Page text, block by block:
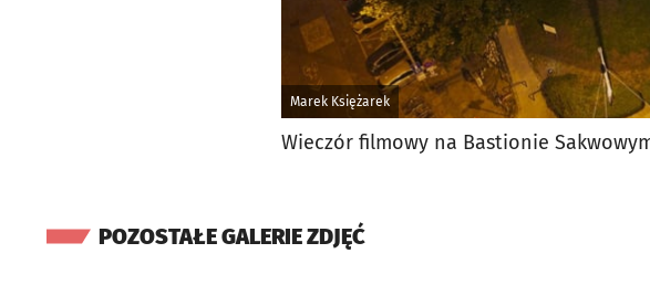
Marek Księżarek
Wieczór filmowy na Bastionie
POZOSTAŁE GALERIE ZDJĘĆ